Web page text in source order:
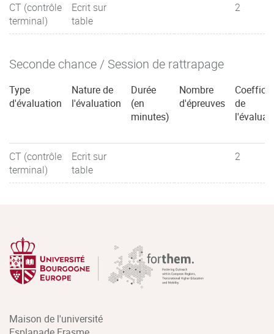
CT (contrôle
terminal)
Ecrit sur
table
2
Seconde chance / Session de rattrapage
Type
d'évaluation
Nature de
l'évaluation
Durée
(en
minutes)
Nombre
d'épreuves
de
CT (contrôle
terminal)
Ecrit sur
table
2
Maison de l'université